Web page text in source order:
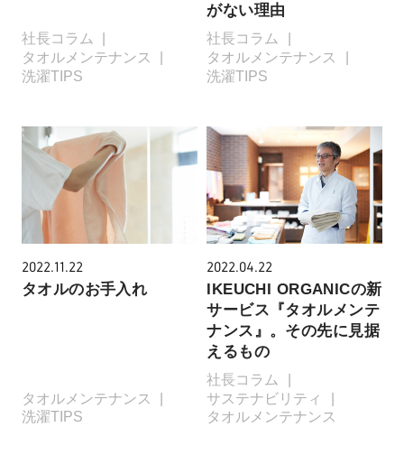
社長コラム
タオルメンテナンス
洗濯TIPS
がない理由
社長コラム
タオルメンテナンス
洗濯TIPS
2022.11.22
タオルのお手入れ
タオルメンテナンス
洗濯TIPS
2022.04.22
IKEUCHI ORGANICの新
サービス『タオルメンテ
ナンス』。その先に見据
えるもの
社長コラム
サステナビリティ
タオルメンテナンス